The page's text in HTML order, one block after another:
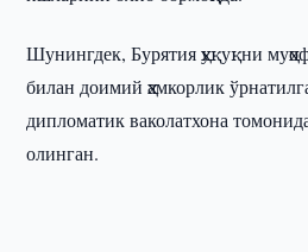
Шунингдек, Бурятия ҳуқуқни
билан доимий ҳамкорлик
дипломатик ваколатхона
олинган.